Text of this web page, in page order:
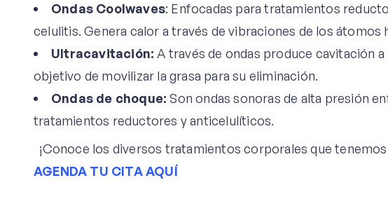
Ondas Coolwaves: Enfocadas para tratamientos
celulitis. Genera calor a través de vibraciones de los átomos
Ultracavitación: A través de ondas produce cavitación
objetivo de movilizar la grasa para su eliminación.
Ondas de choque: Son ondas sonoras de alta presión
tratamientos reductores y anticelulíticos.
¡Conoce los diversos tratamientos corporales que
AGENDA TU CITA AQUÍ